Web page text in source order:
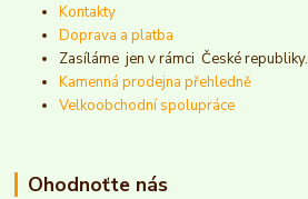
Kontakty
Doprava a platba
Zasíláme jen v rámci České republiky.
Kamenná prodejna přehledně
Velkoobchodní spolupráce
Ohodnoťte nás